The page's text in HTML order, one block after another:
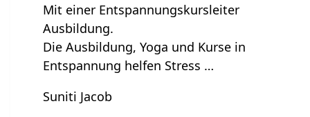
Mit einer Entspannungskursleiter
Ausbildung.
Die Ausbildung, Yoga und Kurse in
Entspannung helfen Stress …
Suniti Jacob